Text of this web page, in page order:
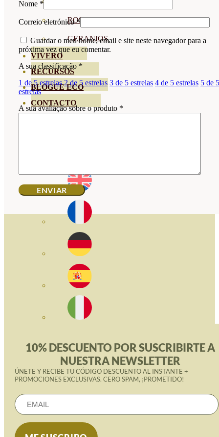
ROSALES
GERANIOS
VIVERO
RECURSOS
BLOGUE ECO
CONTACTO
Nome *
Correio eletrónico*
Guardar o meu nome, email e site neste navegador para a
próxima vez que eu comentar.
A sua classificação *
1 de 5 estrelas 2 de 5 estrelas 3 de 5 estrelas 4 de 5 estrelas 5 de 5
estrelas
A sua avaliação sobre o produto *
10% DESCUENTO POR SUSCRIBIRTE A
NUESTRA NEWSLETTER
ÚNETE Y RECIBE TU CÓDIGO DESCUENTO AL INSTANTE +
PROMOCIONES EXCLUSIVAS. CERO SPAM, ¡PROMETIDO!